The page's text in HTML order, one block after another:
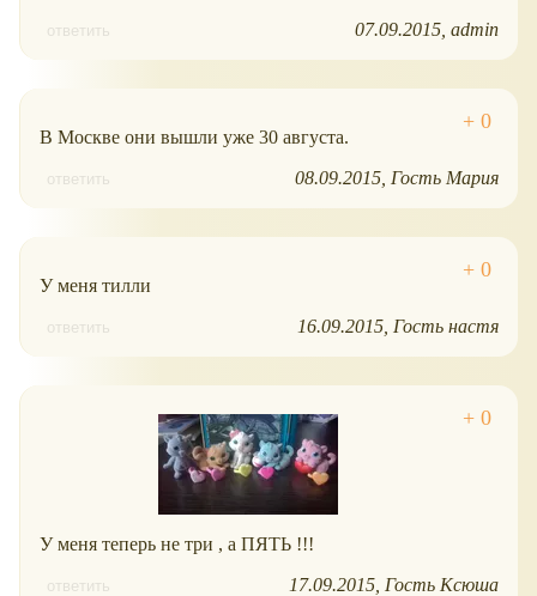
ответить 07.09.2015 admin
В Москве они вышли уже 30 августа.
ответить 08.09.2015 Гость Мария
У меня тилли
ответить 16.09.2015 Гость настя
У меня теперь не три , а ПЯТЬ !!!
ответить 17.09.2015 Гость Ксюша